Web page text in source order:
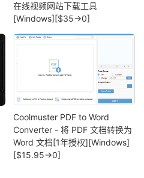
在线视频网站下载工具
[Windows][$35→0]
Coolmuster PDF to Word
Converter - 将 PDF 文档转换为
Word 文档[1年授权][Windows]
[$15.95→0]